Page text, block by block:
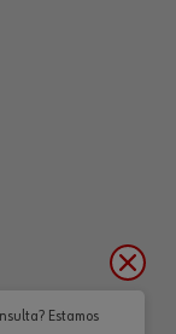
Estamos